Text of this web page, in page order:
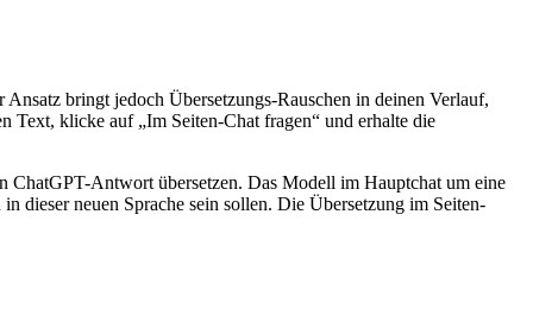
bringt jedoch Übersetzungs-Rauschen in deinen Verlauf,
Text, klicke auf „Im Seiten-Chat fragen“ und erhalte die
ChatGPT-Antwort übersetzen. Das Modell im Hauptchat um eine
dieser neuen Sprache sein sollen. Die Übersetzung im Seiten-